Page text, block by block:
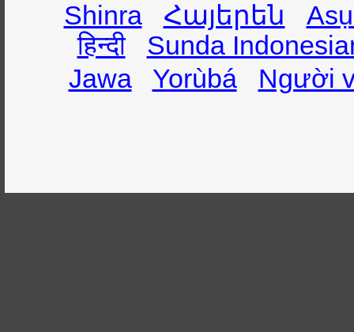
Shinra
Հայերեն
हिन्दी
Sunda
Jawa
Yorùbá Người